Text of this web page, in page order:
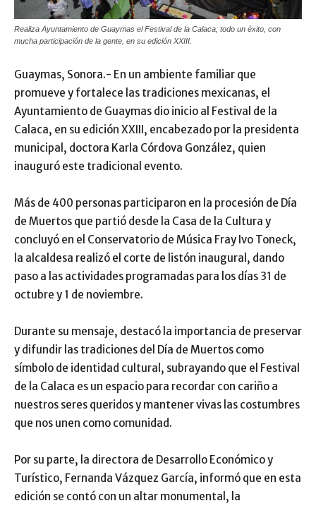
Realiza Ayuntamiento de Guaymas el Festival de la Calaca; todo un éxito, con
mucha participación de la gente, en su edición XXIII.
Guaymas, Sonora.- En un ambiente familiar que
promueve y fortalece las tradiciones mexicanas, el
Ayuntamiento de Guaymas dio inicio al Festival de la
Calaca, en su edición XXIII, encabezado por la presidenta
municipal, doctora Karla Córdova González, quien
inauguró este tradicional evento.
Más de 400 personas participaron en la procesión de Día
de Muertos que partió desde la Casa de la Cultura y
concluyó en el Conservatorio de Música Fray Ivo Toneck,
la alcaldesa realizó el corte de listón inaugural, dando
paso a las actividades programadas para los días 31 de
octubre y 1 de noviembre.
Durante su mensaje, destacó la importancia de preservar
y difundir las tradiciones del Día de Muertos como
símbolo de identidad cultural, subrayando que el Festival
de la Calaca es un espacio para recordar con cariño a
nuestros seres queridos y mantener vivas las costumbres
que nos unen como comunidad.
Por su parte, la directora de Desarrollo Económico y
Turístico, Fernanda Vázquez García, informó que en esta
edición se contó con un altar monumental, la